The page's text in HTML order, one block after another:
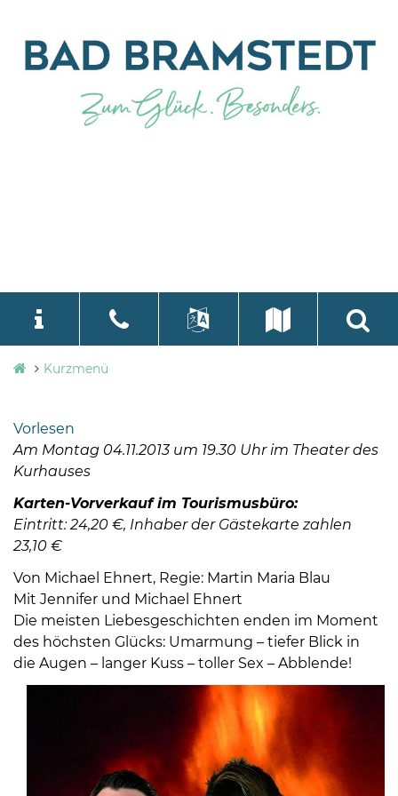
Stadtverwaltung
Bramstedt
Bleeck 15-
Bramstedt
04192-
zentrale@badbramstedt.de
Mo,
Di,
Fr
language
Kurzmenü
Vorlesen
Am Montag 04.11.2013 um 19.30 Uhr im Theater des
Kurhauses
Karten-Vorverkauf im Tourismusbüro:
Eintritt: 24,20 €, Inhaber der Gästekarte zahlen
23,10 €
Von Michael Ehnert, Regie: Martin Maria Blau
Mit Jennifer und Michael Ehnert
Die meisten Liebesgeschichten enden im Moment
des höchsten Glücks: Umarmung – tiefer Blick in
die Augen – langer Kuss – toller Sex – Abblende!